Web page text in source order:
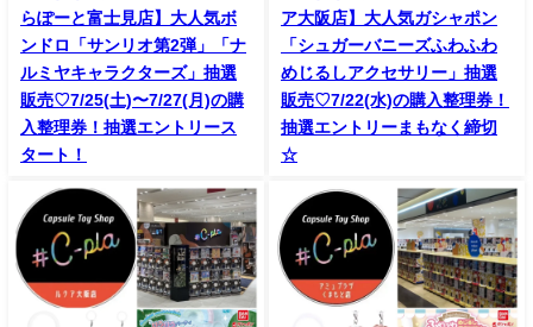
らぽーと富士見店】大人気ボ
ンドロ「サンリオ第2弾」「ナ
ルミヤキャラクターズ」抽選
販売♡7/25(土)〜7/27(月)の購
入整理券！抽選エントリース
タート！
ア大阪店】大人気ガシャポン
「シュガーバニーズふわふわ
めじるしアクセサリー」抽選
販売♡7/22(水)の購入整理券！
抽選エントリーまもなく締切
☆